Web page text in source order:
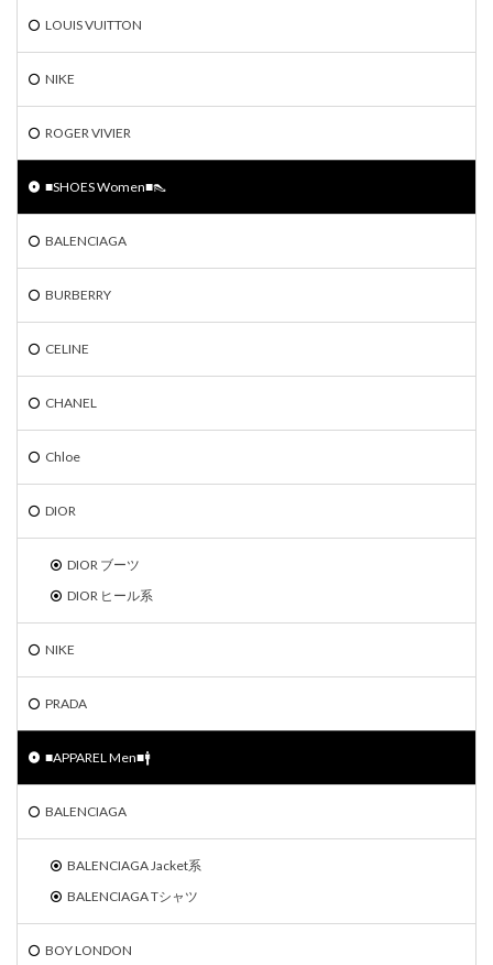
LOUIS VUITTON
NIKE
ROGER VIVIER
■SHOES Women■👠
BALENCIAGA
BURBERRY
CELINE
CHANEL
Chloe
DIOR
DIOR ブーツ
DIOR ヒール系
NIKE
PRADA
■APPAREL Men■🚹
BALENCIAGA
BALENCIAGA Jacket系
BALENCIAGA Tシャツ
BOY LONDON